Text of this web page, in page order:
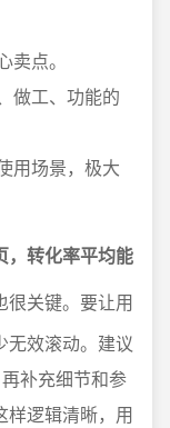
点。
做工、功能的
用场景，极大
，转化率平均能
很关键。要让用
无效滚动。建议
补充细节和参
样逻辑清晰，用